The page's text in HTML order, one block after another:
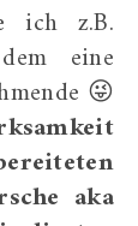
ich z.B.
eine
😜
aka